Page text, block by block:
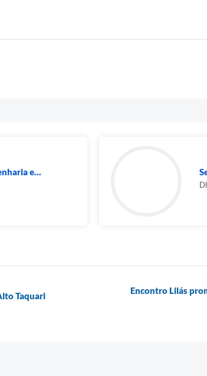
e...
Taquari
Encontro Lilás